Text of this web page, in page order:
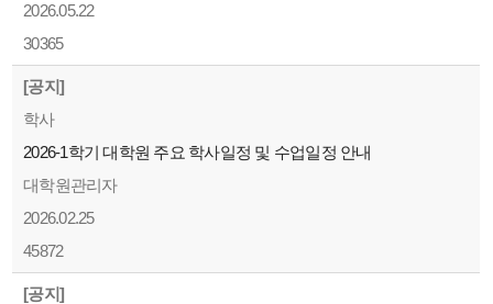
2026.05.22
30365
[공지]
학사
2026-1학기 대학원 주요 학사일정 및 수업일정 안내
대학원관리자
2026.02.25
45872
[공지]